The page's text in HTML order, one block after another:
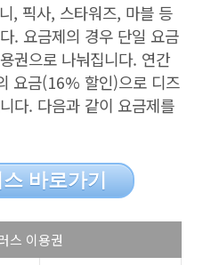
, 픽사, 스타워즈, 마블 등
. 요금제의 경우 단일 요금
권으로 나눠집니다. 연간
요금(16% 할인)으로 디즈
다. 다음과 같이 요금제를
바로가기
스 이용권